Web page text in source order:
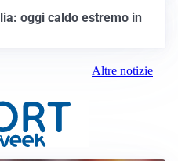
oggi caldo estremo in
Altre notizie